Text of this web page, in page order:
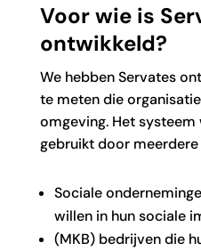
Voor wie is
ontwikkeld?
We hebben Servates
te meten die
omgeving. Het
gebruikt door
Sociale
willen in hun sociale
(MKB) bedrijven die